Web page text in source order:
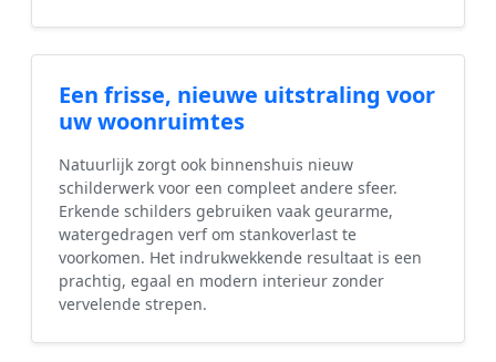
Een frisse, nieuwe uitstraling voor
uw woonruimtes
Natuurlijk zorgt ook binnenshuis nieuw
schilderwerk voor een compleet andere sfeer.
Erkende schilders gebruiken vaak geurarme,
watergedragen verf om stankoverlast te
voorkomen. Het indrukwekkende resultaat is een
prachtig, egaal en modern interieur zonder
vervelende strepen.